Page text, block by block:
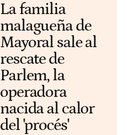
La familia
malagueña de
Mayoral sale al
rescate de
Parlem, la
operadora
nacida al calor
del 'procés'